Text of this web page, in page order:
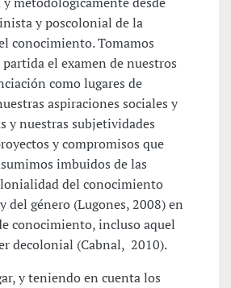
y poscolonial de la
conocimiento. Tomamos
el examen de nuestros
como lugares de
aspiraciones sociales y
y nuestras subjetividades
y compromisos que
imbuidos de las
del conocimiento
del género (Lugones, 2008) en
conocimiento, incluso aquel
decolonial (Cabnal, 2010).
y teniendo en cuenta los